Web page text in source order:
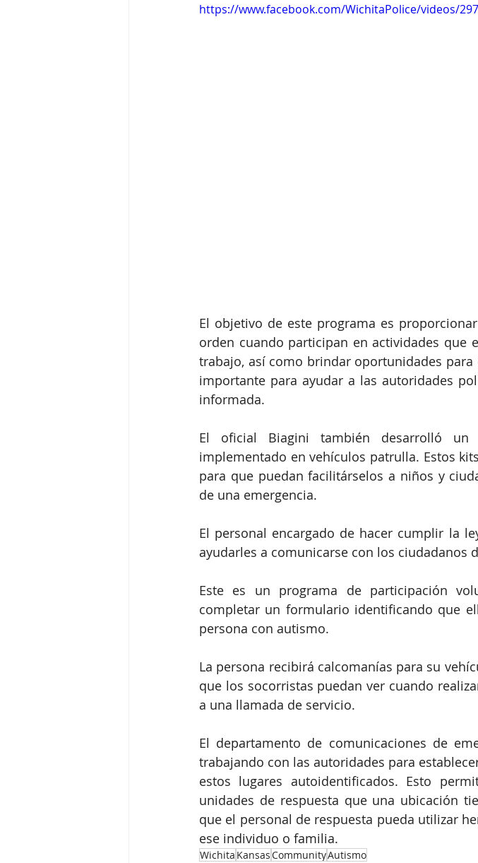
https://www.facebook.com/WichitaPolice/videos/
El objetivo de este programa es
orden cuando participan en actividades que
trabajo, así como brindar oportunidades
importante para ayudar a las autoridades
informada.
El oficial Biagini también desarrolló
implementado en vehículos patrulla. Estos
para que puedan facilitárselos a niños y
de una emergencia.
El personal encargado de hacer cumplir la
ayudarles a comunicarse con los ciudadanos
Este es un programa de participación
completar un formulario identificando que
persona con autismo.
La persona recibirá calcomanías para su
que los socorristas puedan ver cuando
a una llamada de servicio.
El departamento de comunicaciones de
trabajando con las autoridades para
estos lugares autoidentificados. Esto
unidades de respuesta que una ubicación
que el personal de respuesta pueda utilizar
ese individuo o familia.
Wichita KansasCommunityAutismo